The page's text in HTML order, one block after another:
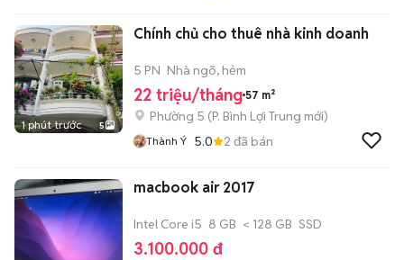
1 phút trước 5
Chính chủ cho thuê nhà kinh doanh
5 PN Nhà ngõ, hẻm
22 triệu/tháng 57 m²
Phường 5 (P. Bình Lợi Trung mới)
Thành Ý 5.0 2 đã bán
macbook air 2017
Intel Core i5 8 GB < 128 GB SSD
3.100.000 đ